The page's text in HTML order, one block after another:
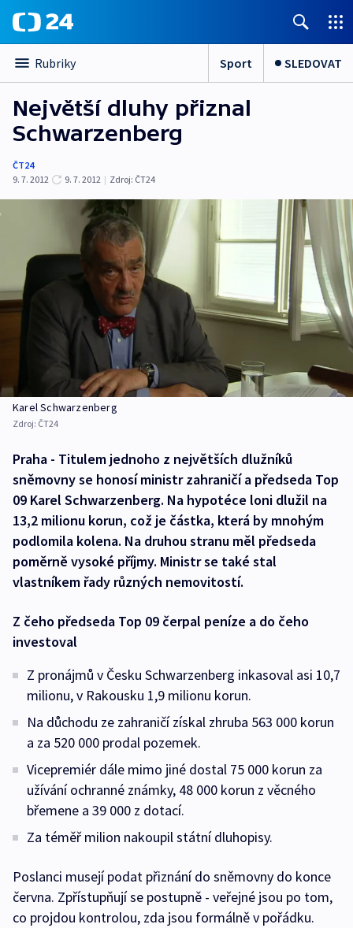
Rubriky Sport SLEDOVAT
Největší dluhy přiznal
Schwarzenberg
ČT24
9. 7. 2012
9. 7. 2012 | Zdroj: ČT24
Karel Schwarzenberg
Zdroj: ČT24
Praha - Titulem jednoho z největších dlužníků
sněmovny se honosí ministr zahraničí a předseda Top
09 Karel Schwarzenberg. Na hypotéce loni dlužil na
13,2 milionu korun, což je částka, která by mnohým
podlomila kolena. Na druhou stranu měl předseda
poměrně vysoké příjmy. Ministr se také stal
vlastníkem řady různých nemovitostí.
Z čeho předseda Top 09 čerpal peníze a do čeho
investoval
Z pronájmů v Česku Schwarzenberg inkasoval asi 10,7
milionu, v Rakousku 1,9 milionu korun.
Na důchodu ze zahraničí získal zhruba 563 000 korun
a za 520 000 prodal pozemek.
Vicepremiér dále mimo jiné dostal 75 000 korun za
užívání ochranné známky, 48 000 korun z věcného
břemene a 39 000 z dotací.
Za téměř milion nakoupil státní dluhopisy.
Poslanci musejí podat přiznání do sněmovny do konce
června. Zpřístupňují se postupně - veřejné jsou po tom,
co projdou kontrolou, zda jsou formálně v pořádku.